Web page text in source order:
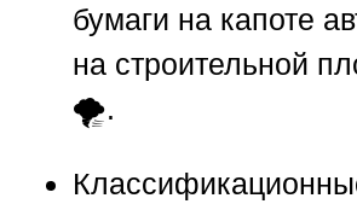
бумаги на капоте
на строительной
🌪️.